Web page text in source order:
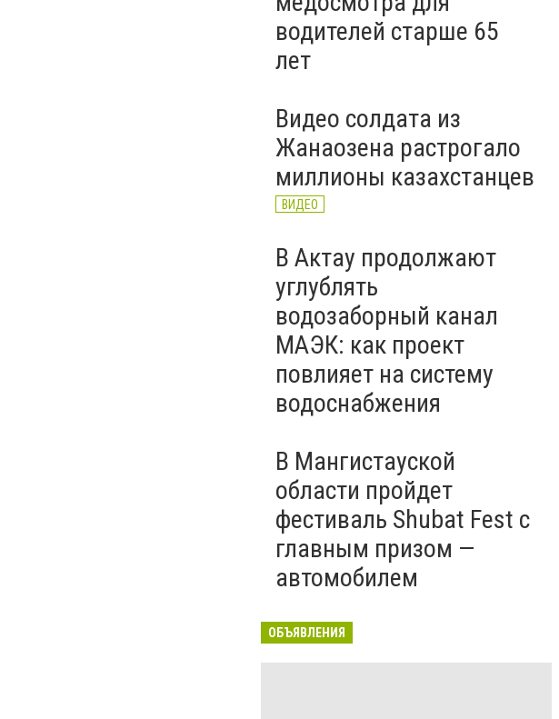
водителей старше 65
лет
Видео солдата из
Жанаозена растрогало
миллионы казахстанцев
ВИДЕО
В Актау продолжают
углублять
водозаборный канал
МАЭК: как проект
повлияет на систему
водоснабжения
В Мангистауской
области пройдет
фестиваль Shubat Fest с
главным призом —
автомобилем
ОБЪЯВЛЕНИЯ